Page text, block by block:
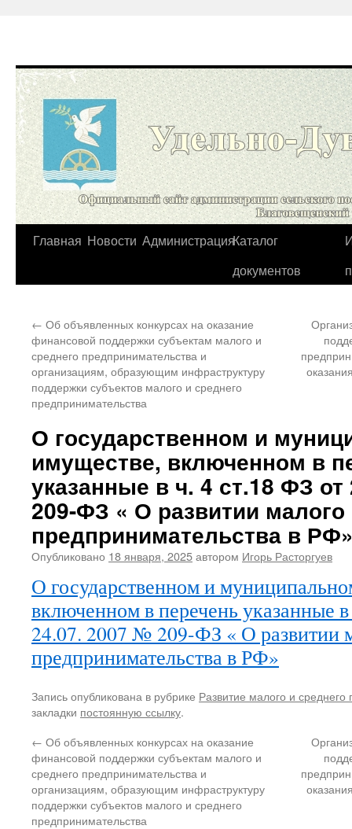
Перейти
Главная Новости АдминистрацияКаталог
документов
← Об объявленных конкурсах на оказание
финансовой поддержки субъектам малого и
среднего предпринимательства и
организациям, образующим инфраструктуру
поддержки субъектов малого и среднего
предпринимательства
О государственном и
имуществе, включенном в
указанные в ч. 4 ст.18 ФЗ
209-ФЗ « О развитии малого
предпринимательства в
Опубликовано 18 января, 2025автором Игорь Расторгуев
О государственном и
включенном в перечень указанные
24.07. 2007 № 209-ФЗ « О развитии
предпринимательства в РФ»
Запись опубликована в рубрике Развитие малого и
закладки постоянную ссылку.
← Об объявленных конкурсах на оказание
финансовой поддержки субъектам малого и
среднего предпринимательства и
организациям, образующим инфраструктуру
поддержки субъектов малого и среднего
предпринимательства